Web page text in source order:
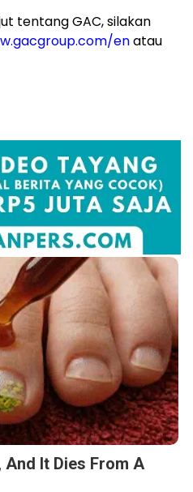
tentang GAC, silakan
enatau
It Dies From A